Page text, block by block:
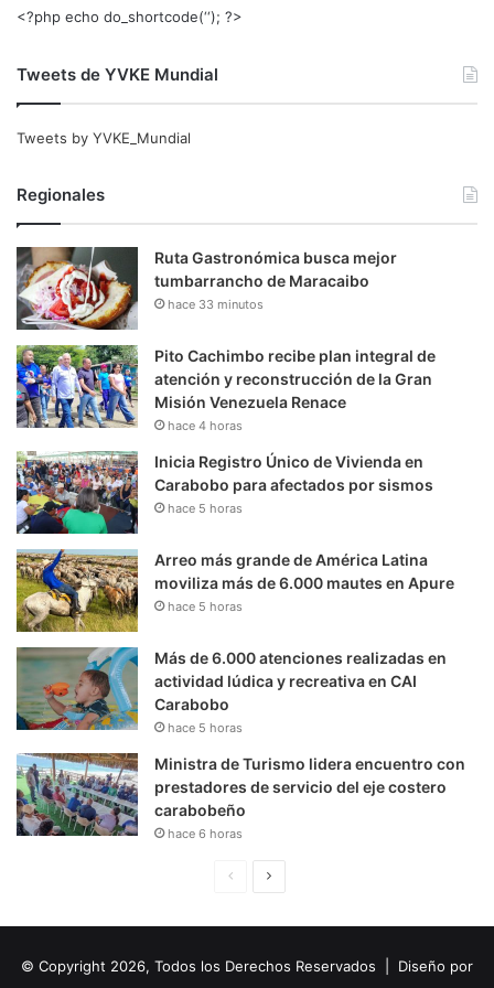
<?php echo do_shortcode(‘‘); ?>
Tweets de YVKE Mundial
Tweets by YVKE_Mundial
Regionales
Ruta Gastronómica busca mejor
tumbarrancho de Maracaibo
hace 33 minutos
Pito Cachimbo recibe plan integral de
atención y reconstrucción de la Gran
Misión Venezuela Renace
hace 4 horas
Inicia Registro Único de Vivienda en
Carabobo para afectados por sismos
hace 5 horas
Arreo más grande de América Latina
moviliza más de 6.000 mautes en Apure
hace 5 horas
Más de 6.000 atenciones realizadas en
actividad lúdica y recreativa en CAI
Carabobo
hace 5 horas
Ministra de Turismo lidera encuentro con
prestadores de servicio del eje costero
carabobeño
hace 6 horas
i
u
© Copyright 2026, Todos los Derechos Reservados | Diseño por